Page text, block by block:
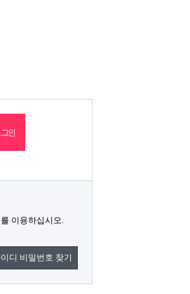
이용하십시오.
디 비밀번호 찾기